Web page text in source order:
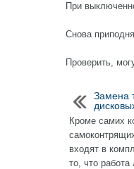
При
Снова
Проверить,
Замена
Кроме самих
входят в
то, что